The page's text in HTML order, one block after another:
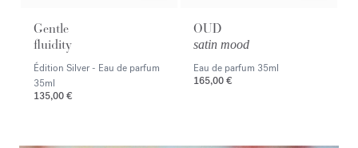
Gentle
fluidity
Édition Silver - Eau de parfum
35ml
135,00 €
OUD
satin mood
Eau de parfum 35ml
165,00 €